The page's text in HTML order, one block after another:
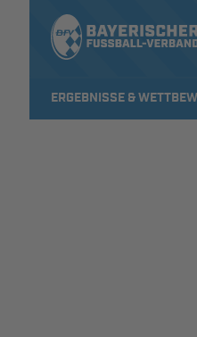
ERGEBNISSE &